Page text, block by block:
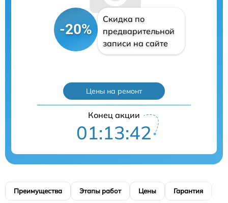
-20%
Скидка по
предварительной
записи на сайте
Цены на ремонт
Конец акции
01:13:41
Преимущества Этапы работ Цены Гарантия